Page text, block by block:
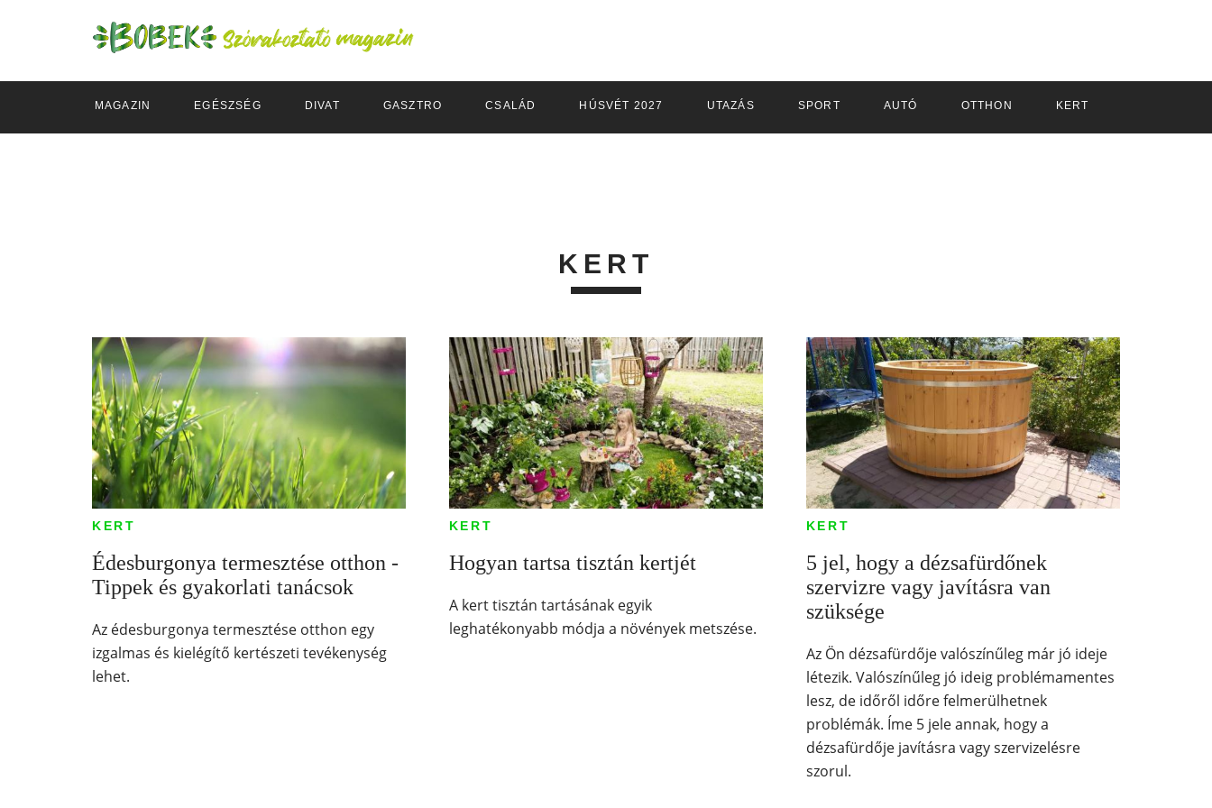
MAGAZIN EGÉSZSÉG DIVAT GASZTRO CSALÁD HÚSVÉT 2027 UTAZÁS SPORT AUTÓ OTTHON KERT
KERT
KERT
Édesburgonya termesztése otthon -
Tippek és gyakorlati tanácsok
Az édesburgonya termesztése otthon egy
izgalmas és kielégítő kertészeti tevékenység
lehet.
KERT
Hogyan tartsa tisztán kertjét
A kert tisztán tartásának egyik
leghatékonyabb módja a növények metszése.
KERT
5 jel, hogy a dézsafürdőnek
szervizre vagy javításra van
szüksége
Az Ön dézsafürdője valószínűleg már jó ideje
létezik. Valószínűleg jó ideig problémamentes
lesz, de időről időre felmerülhetnek
problémák. Íme 5 jele annak, hogy a
dézsafürdője javításra vagy szervizelésre
szorul.